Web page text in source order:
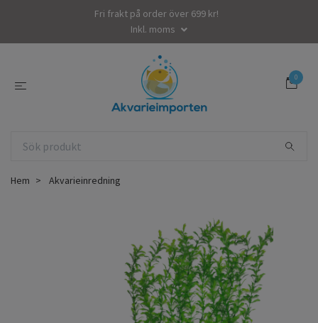
Fri frakt på order över 699 kr!
Inkl. moms
0
Hem Akvarieinredning